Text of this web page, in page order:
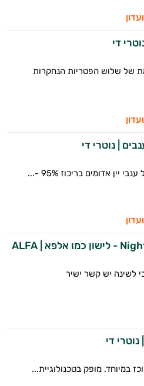
די
של שלוש הפטריות הנחקרות
| נוטרי די
יין אדומים בריכוז 95% -...
לשינה יש קשר ישיר
נוטרי די
במיוחד. מופק בטכנולוגיית...